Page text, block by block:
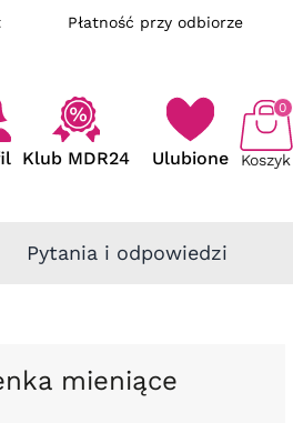
Płatność przy odbiorze
Klub MDR24 Ulubione Koszyk
0
Pytania i odpowiedzi